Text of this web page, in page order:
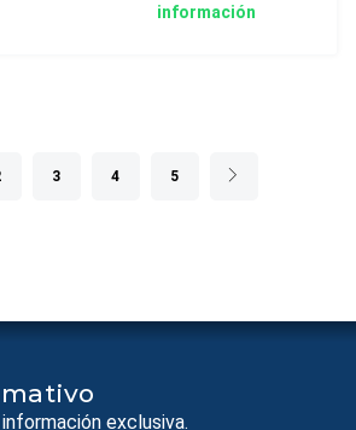
información
3 4 5
exclusiva.